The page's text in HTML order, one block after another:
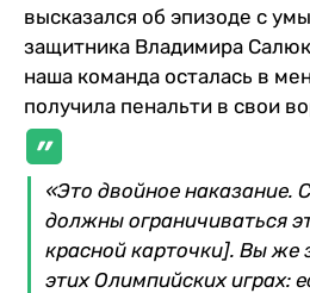
высказался об эпизоде с
защитника Владимира
наша команда осталась в
получила пенальти в свои
«Это двойное наказание.
должны ограничиваться
красной карточки]. Вы же
этих Олимпийских играх: